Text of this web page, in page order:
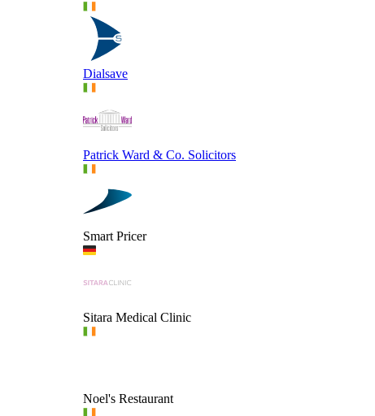
Dialsave
Patrick Ward & Co. Solicitors
Smart Pricer
Sitara Medical Clinic
Noel's Restaurant